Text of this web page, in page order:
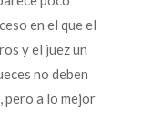
en el que el
y el juez un
no deben
pero a lo mejor